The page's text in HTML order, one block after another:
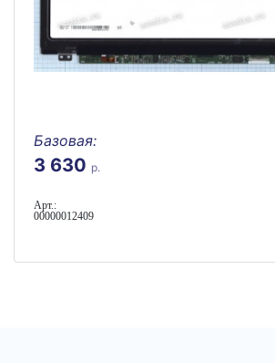
Базовая:
3 630 р.
Арт.:
00000012409